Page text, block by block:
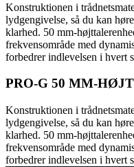
Konstruktionen i
lydgengivelse, så du kan
klarhed. 50 mm-
frekvensområde med
forbedrer indlevelsen i hvert
PRO-G 50 MM-
Konstruktionen i
lydgengivelse, så du kan
klarhed. 50 mm-
frekvensområde med
forbedrer indlevelsen i hvert